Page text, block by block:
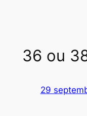
36 ou
29